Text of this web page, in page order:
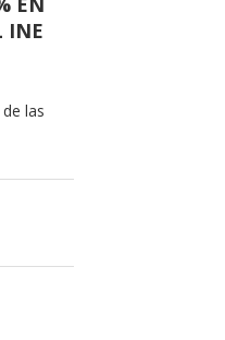
INE
las